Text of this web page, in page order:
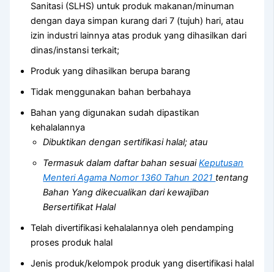
Sanitasi (SLHS) untuk produk makanan/minuman
dengan daya simpan kurang dari 7 (tujuh) hari, atau
izin industri lainnya atas produk yang dihasilkan dari
dinas/instansi terkait;
Produk yang dihasilkan berupa barang
Tidak menggunakan bahan berbahaya
Bahan yang digunakan sudah dipastikan
kehalalannya
Dibuktikan dengan sertifikasi halal; atau
Termasuk dalam daftar bahan sesuaiKeputusan
Menteri Agama Nomor 1360 Tahun 2021 tentang
Bahan Yang dikecualikan dari kewajiban
Bersertifikat Halal
Telah divertifikasi kehalalannya oleh pendamping
proses produk halal
Jenis produk/kelompok produk yang disertifikasi halal